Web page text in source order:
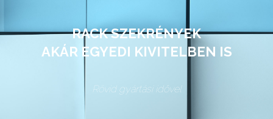
RACK SZEKRÉNYEK
AKÁR EGYEDI KIVITELBEN IS
Rövid gyártási idővel